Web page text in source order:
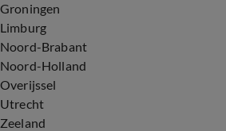
Groningen
Limburg
Noord-Brabant
Noord-Holland
Overijssel
Utrecht
Zeeland